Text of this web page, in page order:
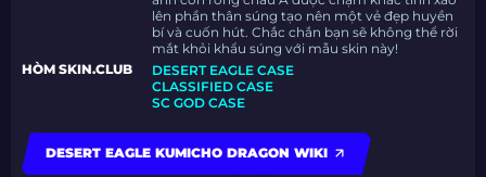
lên phần thân súng tạo nên một vẻ đẹp huyền
bí và cuốn hút. Chắc chắn bạn sẽ không thể rời
mắt khỏi khẩu súng với mẫu skin này!
HÒM SKIN.CLUB
DESERT EAGLE CASE
CLASSIFIED CASE
SC GOD CASE
DESERT EAGLE KUMICHO DRAGON WIKI